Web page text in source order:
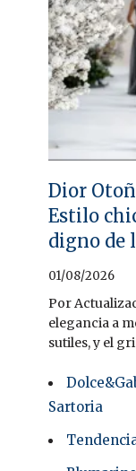
Dior
Estilo
digno de
01/08/2026
Por
elegancia a
sutiles, y el
Sartoria